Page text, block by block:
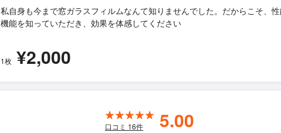
私自身も今まで窓ガラスフィルムなんて知りませんでした。だからこそ、
機能を知っていただき、効果を体感してください
1枚 ¥2,000
口コミ 16件 5.00